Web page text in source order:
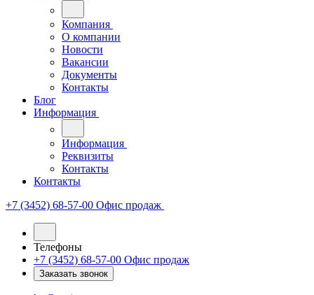
Компания
О компании
Новости
Вакансии
Документы
Контакты
Блог
Информация
Информация
Реквизиты
Контакты
Контакты
+7 (3452) 68-57-00 Офис продаж
Телефоны
+7 (3452) 68-57-00 Офис продаж
Заказать звонок